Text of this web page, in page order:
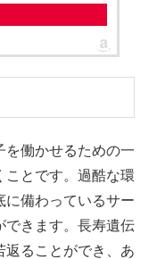
を働かせるための一
ことです。過酷な環
に備わっているサー
できます。長寿遺伝
返ることができ、あ